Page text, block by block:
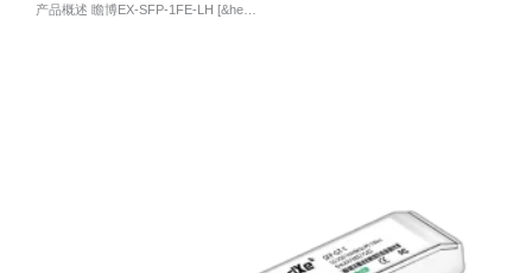
产品概述 瞻博EX-SFP-1FE-LH [&he…